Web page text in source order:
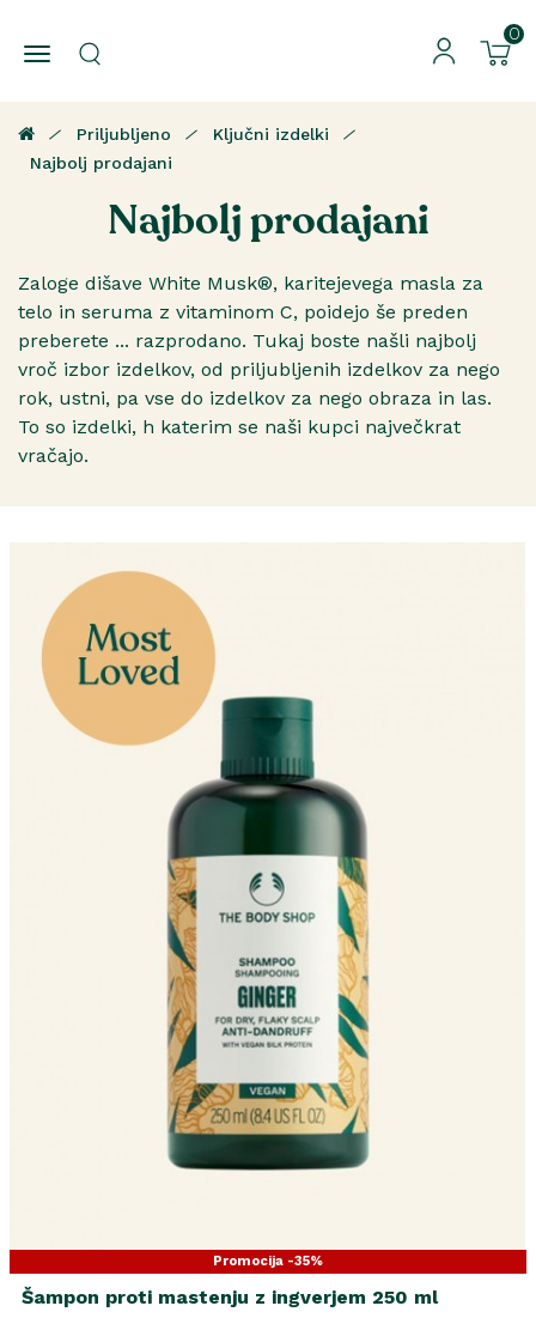
0
Priljubljeno
Ključni izdelki
Najbolj prodajani
Najbolj prodajani
Zaloge dišave White Musk®, karitejevega masla za
telo in seruma z vitaminom C, poidejo še preden
preberete ... razprodano. Tukaj boste našli najbolj
vroč izbor izdelkov, od priljubljenih izdelkov za nego
rok, ustni, pa vse do izdelkov za nego obraza in las.
To so izdelki, h katerim se naši kupci največkrat
vračajo.
Promocija -35%
Šampon proti mastenju z ingverjem 250 ml